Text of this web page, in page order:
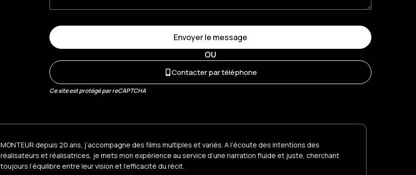
Envoyer le message
OU
Contacter par téléphone
Ce site est protégé par reCAPTCHA
MONTEUR depuis 20 ans, j’accompagne des films multiples et variés. A l’écoute des intentions des
réalisateurs et réalisatrices, je mets mon expérience au service d’une narration fluide et juste, cherchant
toujours l’équilibre entre leur vision et l’efficacité du récit.